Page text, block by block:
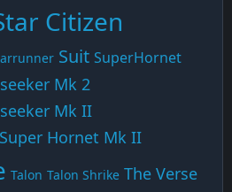
Citizen
Suit SuperHornet
Mk 2
Mk II
Super Hornet Mk II
Talon Talon Shrike The Verse